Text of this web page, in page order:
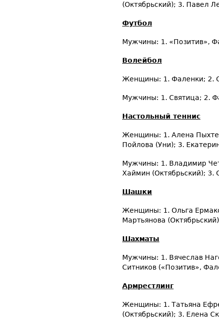
(Октябрьский); 3. Павел
Футбол
Мужчины: 1. «Позитив»,
Волейбол
Женщины: 1. Фаленки; 2.
Мужчины: 1. Святица; 2.
Настольный теннис
Женщины: 1. Алена
Пойлова (Уни); 3.
Мужчины: 1. Владимир
Хаймин (Октябрьский); 3.
Шашки
Женщины: 1. Ольга
Мартьянова
Шахматы
Мужчины: 1. Вячеслав
Ситников («Позитив»,
Армрестлинг
Женщины: 1. Татьяна
(Октябрьский); 3. Елена